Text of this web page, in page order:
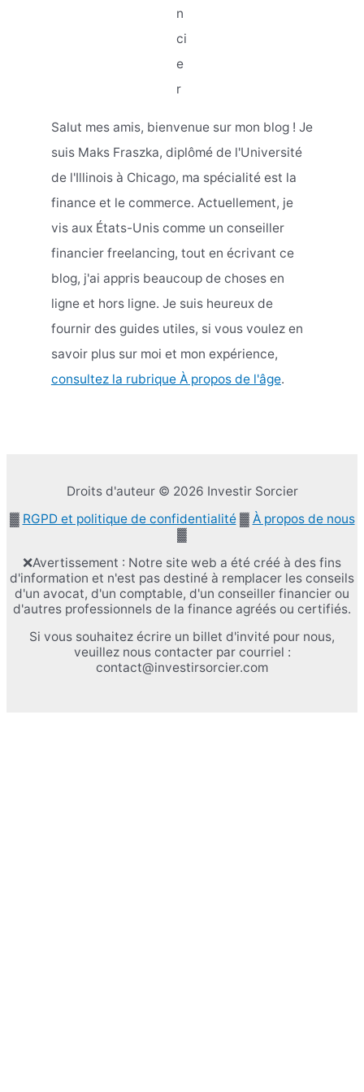
n
ci
e
r
Salut mes amis, bienvenue sur mon blog ! Je
suis Maks Fraszka, diplômé de l'Université
de l'Illinois à Chicago, ma spécialité est la
finance et le commerce. Actuellement, je
vis aux États-Unis comme un conseiller
financier freelancing, tout en écrivant ce
blog, j'ai appris beaucoup de choses en
ligne et hors ligne. Je suis heureux de
fournir des guides utiles, si vous voulez en
savoir plus sur moi et mon expérience,
consultez la rubrique À propos de l'âge.
Droits d'auteur © 2026 Investir Sorcier
▓ RGPD et politique de confidentialité▓ À propos de nous
▓
❌Avertissement : Notre site web a été créé à des fins
d'information et n'est pas destiné à remplacer les conseils
d'un avocat, d'un comptable, d'un conseiller financier ou
d'autres professionnels de la finance agréés ou certifiés.
Si vous souhaitez écrire un billet d'invité pour nous,
veuillez nous contacter par courriel :
contact@investirsorcier.com